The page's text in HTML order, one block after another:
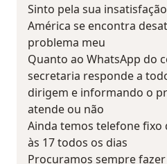
Sinto pela sua
América se encontra
problema meu
Quanto ao WhatsApp do
secretaria responde a
dirigem e informando o
atende ou não
Ainda temos telefone fixo
às 17 todos os dias
Procuramos sempre